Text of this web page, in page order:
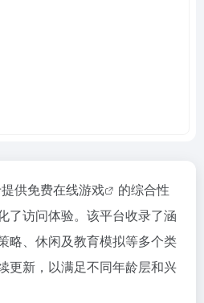
供免费在线游戏
的综合性
了访问体验。该平台收录了涵
略、休闲及教育模拟等多个类
更新，以满足不同年龄层和兴